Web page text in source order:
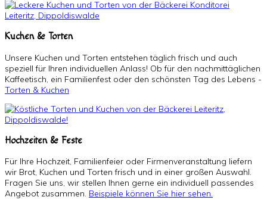
Kuchen & Torten
Unsere Kuchen und Torten entstehen täglich frisch und auch
speziell für Ihren individuellen Anlass! Ob für den nachmittäglichen
Kaffeetisch, ein Familienfest oder den schönsten Tag des Lebens -
Torten & Kuchen
Hochzeiten & Feste
Für Ihre Hochzeit, Familienfeier oder Firmenveranstaltung liefern
wir Brot, Kuchen und Torten frisch und in einer großen Auswahl.
Fragen Sie uns, wir stellen Ihnen gerne ein individuell passendes
Angebot zusammen. Beispiele können Sie hier sehen.